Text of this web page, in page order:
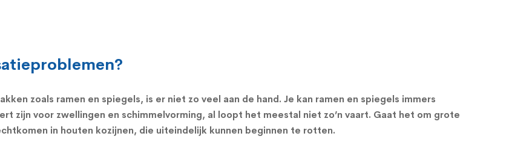
zoals ramen en spiegels, is er niet zo veel aan de hand. Je kan ramen en spiegels immers
zijn voor zwellingen en schimmelvorming, al loopt het meestal niet zo’n vaart. Gaat het om grote
in houten kozijnen, die uiteindelijk kunnen beginnen te rotten.